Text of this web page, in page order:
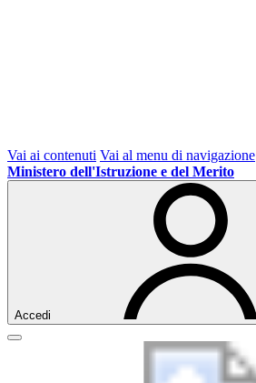
Vai ai contenuti Vai al menu di navigazione
Ministero dell'Istruzione e del Merito
Accedi